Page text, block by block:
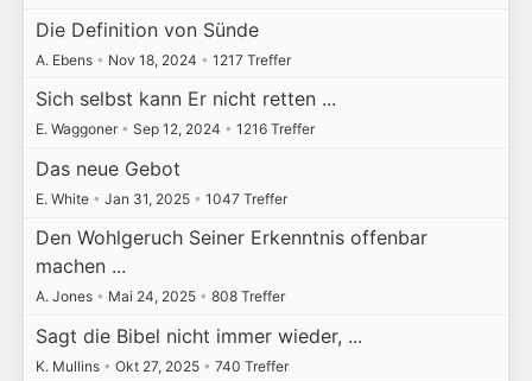
Die Definition von Sünde
A. Ebens • Nov 18, 2024 • 1217 Treffer
Sich selbst kann Er nicht retten ...
E. Waggoner • Sep 12, 2024 • 1216 Treffer
Das neue Gebot
E. White • Jan 31, 2025 • 1047 Treffer
Den Wohlgeruch Seiner Erkenntnis offenbar
machen ...
A. Jones • Mai 24, 2025 • 808 Treffer
Sagt die Bibel nicht immer wieder, ...
K. Mullins • Okt 27, 2025 • 740 Treffer